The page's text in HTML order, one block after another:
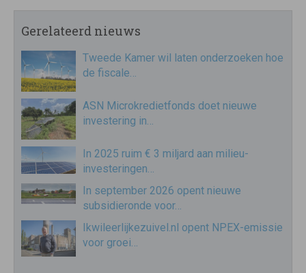
Gerelateerd nieuws
Tweede Kamer wil laten onderzoeken hoe
de fiscale…
ASN Microkredietfonds doet nieuwe
investering in…
In 2025 ruim € 3 miljard aan milieu-
investeringen…
In september 2026 opent nieuwe
subsidieronde voor…
Ikwileerlijkezuivel.nl opent NPEX-emissie
voor groei…